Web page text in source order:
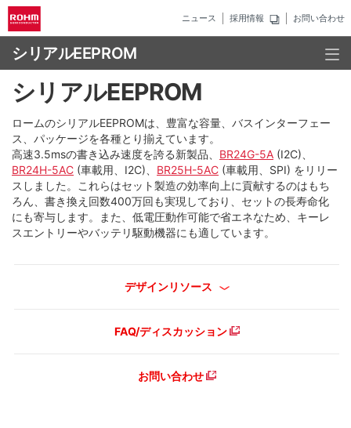
ニュース 採用情報 お問い合わせ
シリアルEEPROM
シリアルEEPROM
ロームのシリアルEEPROMは、豊富な容量、バスインターフェー
ス、パッケージを各種とり揃えています。
高速3.5msの書き込み速度を誇る新製品、 BR24G-5A (I2C)、
BR24H-5AC (車載用、I2C)、 BR25H-5AC (車載用、SPI) をリリー
スしました。これらはセット製造の効率向上に貢献するのはもち
ろん、書き換え回数400万回も実現しており、セットの長寿命化
にも寄与します。また、低電圧動作可能で省エネなため、キーレ
スエントリーやバッテリ駆動機器にも適しています。
デザインリソース
FAQ/ディスカッション
お問い合わせ